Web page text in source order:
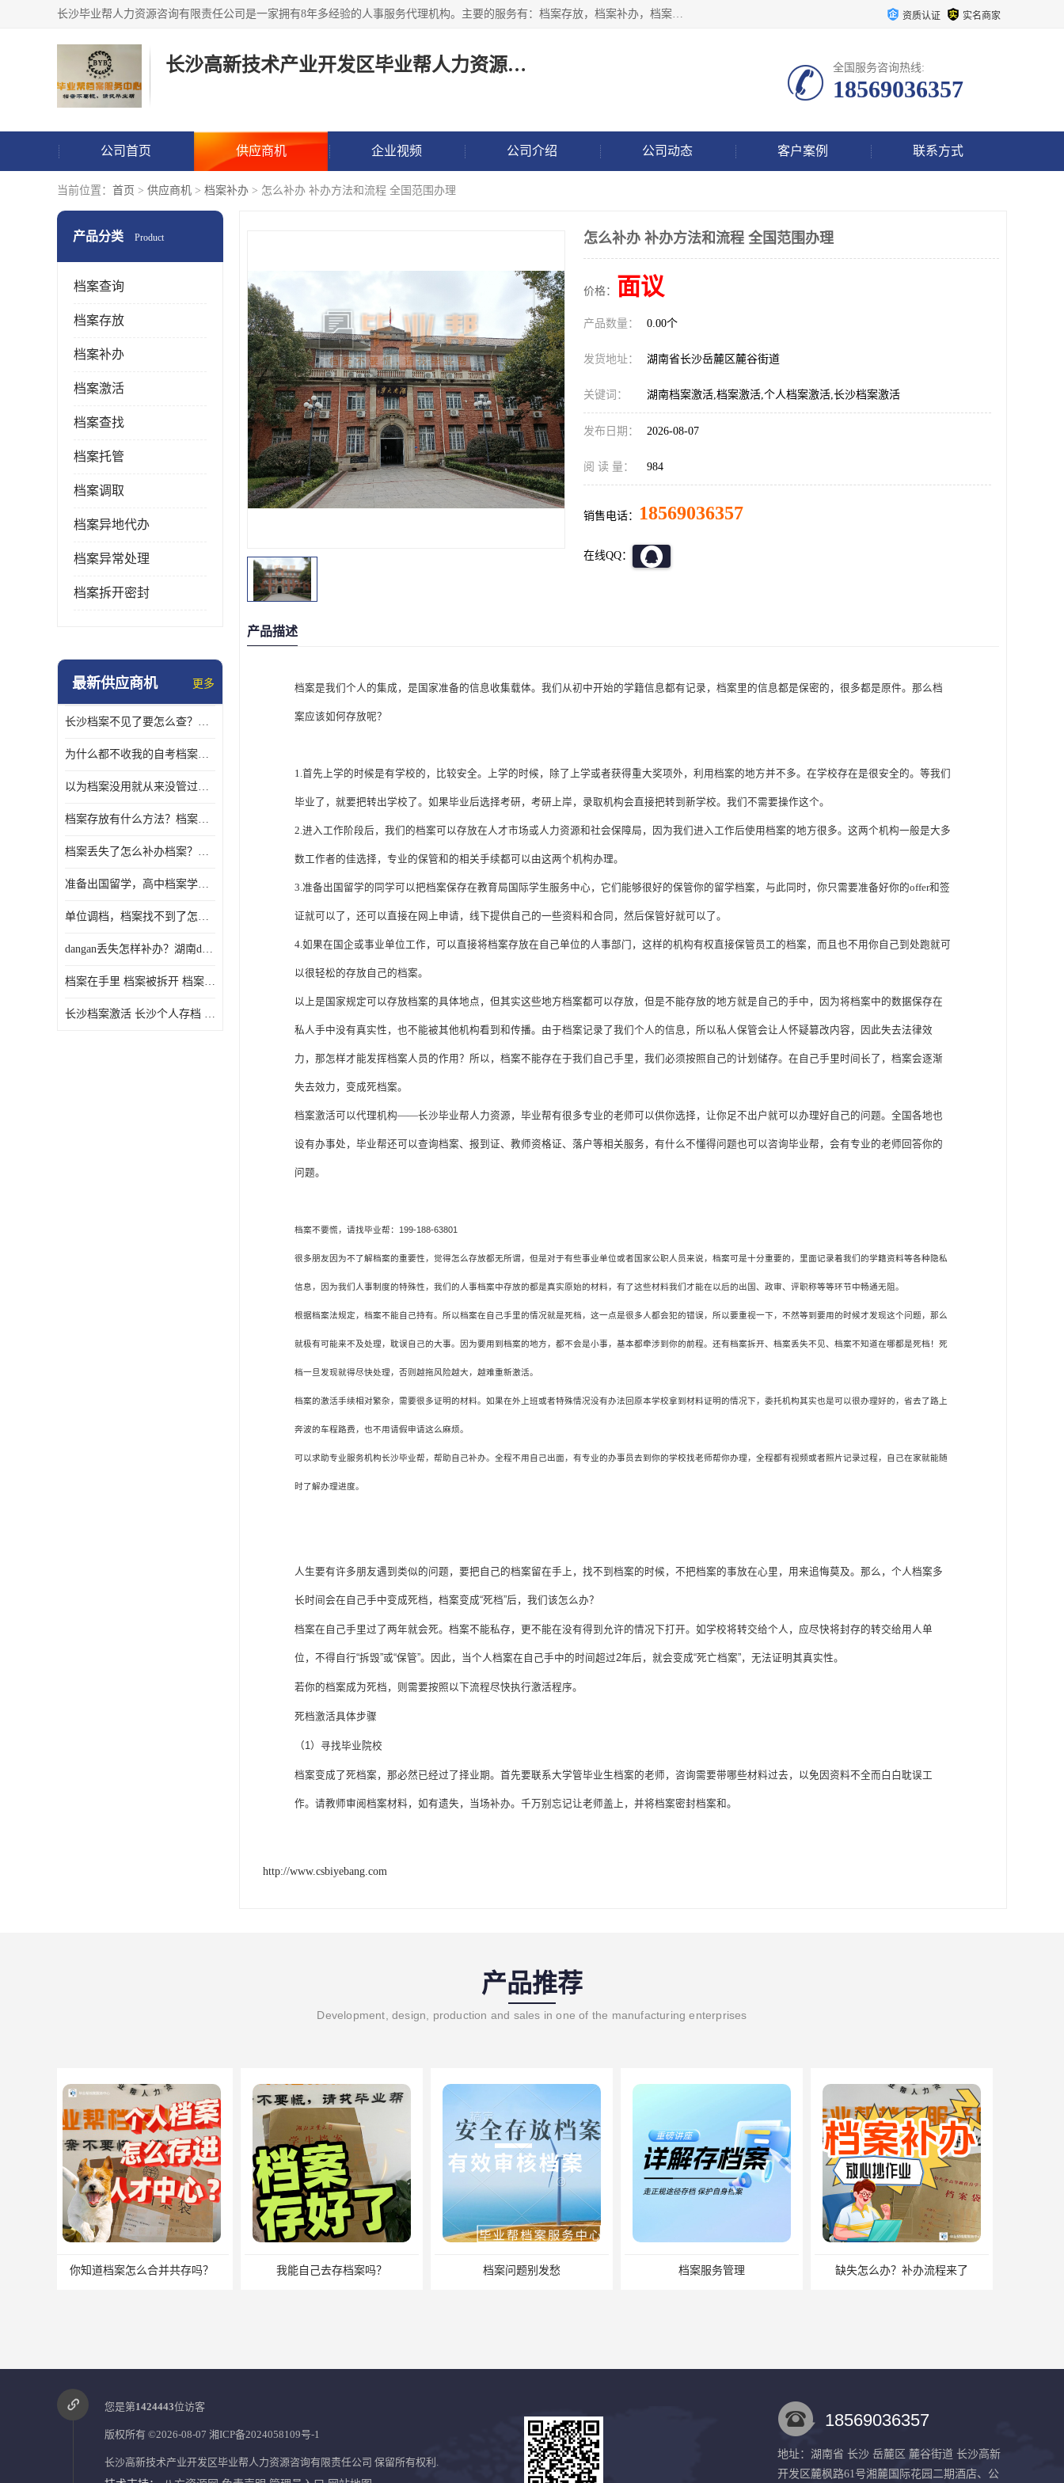
长沙毕业帮人力资源咨询有限责任公司是一家拥有8年多经验的人事服务代理机构。主要的服务有：档案存放，档案补办，档案激活，档案查询，档案查找，档案托管，档案调取，档案异地代办，档案异常处理 等；提供毕业档案处理、人事档案服务、商务代理代办、个人档案等服务，同时办事过程全程与客户沟通，确保真实、安全、可靠！ 资质认证 实名商家
长沙高新技术产业开发区毕业帮人力资源咨询有限责任公司 全国服务咨询热线:
18569036357
公司首页 供应商机 企业视频 公司介绍 公司动态 客户案例 联系方式
当前位置： 首页 > 供应商机 > 档案补办 > 怎么补办 补办方法和流程 全国范围办理
产品分类 Product
档案查询
档案存放
档案补办
档案激活
档案查找
档案托管
档案调取
档案异地代办
档案异常处理
档案拆开密封
最新供应商机 更多
长沙档案不见了要怎么查？档案查询 档案补办
为什么都不收我的自考档案？自考档案怎么存档？
以为档案没用就从来没管过，现在要用档案该怎么办？
档案存放有什么方法？档案在手里为什么不能用
档案丢失了怎么补办档案？湖南档案补办 档案补办方法
准备出国留学，高中档案学校发给我了怎么办？
单位调档，档案找不到了怎么办？
dangan丢失怎样补办？湖南dangan丢失补办流程介绍！
档案在手里 档案被拆开 档案补办 档案问题一站式服务
长沙档案激活 长沙个人存档 长沙档案存档
怎么补办 补办方法和流程 全国范围办理
价格： 面议
产品数量： 0.00个
发货地址： 湖南省长沙岳麓区麓谷街道
关键词： 湖南档案激活,档案激活,个人档案激活,长沙档案激活
发布日期： 2026-08-07
阅 读 量： 984
销售电话： 18569036357
在线QQ：
产品描述
档案是我们个人的集成，是国家准备的信息收集载体。我们从初中开始的学籍信息都有记录，档案里的信息都是保密的，很多都是原件。那么档
案应该如何存放呢？
1.首先上学的时候是有学校的，比较安全。上学的时候，除了上学或者获得重大奖项外，利用档案的地方并不多。在学校存在是很安全的。等我们
毕业了，就要把转出学校了。如果毕业后选择考研，考研上岸，录取机构会直接把转到新学校。我们不需要操作这个。
2.进入工作阶段后，我们的档案可以存放在人才市场或人力资源和社会保障局，因为我们进入工作后使用档案的地方很多。这两个机构一般是大多
数工作者的佳选择，专业的保管和的相关手续都可以由这两个机构办理。
3.准备出国留学的同学可以把档案保存在教育局国际学生服务中心，它们能够很好的保管你的留学档案，与此同时，你只需要准备好你的offer和签
证就可以了，还可以直接在网上申请，线下提供自己的一些资料和合同，然后保管好就可以了。
4.如果在国企或事业单位工作，可以直接将档案存放在自己单位的人事部门，这样的机构有权直接保管员工的档案，而且也不用你自己到处跑就可
以很轻松的存放自己的档案。
以上是国家规定可以存放档案的具体地点，但其实这些地方档案都可以存放，但是不能存放的地方就是自己的手中，因为将档案中的数据保存在
私人手中没有真实性，也不能被其他机构看到和传播。由于档案记录了我们个人的信息，所以私人保管会让人怀疑篡改内容，因此失去法律效
力，那怎样才能发挥档案人员的作用？所以，档案不能存在于我们自己手里，我们必须按照自己的计划储存。在自己手里时间长了，档案会逐渐
失去效力，变成死档案。
档案激活可以代理机构——长沙毕业帮人力资源，毕业帮有很多专业的老师可以供你选择，让你足不出户就可以办理好自己的问题。全国各地也
设有办事处， 毕业帮还可以查询档案、报到证、教师资格证、落户等相关服务，有什么不懂得问题也可以咨询毕业帮，会有专业的老师回答你的
问题。
档案不要慌，请找毕业帮： 199-188-63801
很多朋友因为不了解档案的重要性，觉得怎么存放都无所谓，但是对于有些事业单位或者国家公职人员来说，档案可是十分重要的，里面记录着我们的学籍资料等各种隐私
信息，因为我们人事制度的特殊性，我们的人事档案中存放的都是真实原始的材料，有了这些材料我们才能在以后的出国、政审、评职称等等环节中畅通无阻。
根据档案法规定，档案不能自己持有。所以档案在自己手里的情况就是死档，这一点是很多人都会犯的错误，所以要重视一下，不然等到要用的时候才发现这个问题，那么
就极有可能来不及处理，耽误自己的大事。因为要用到档案的地方，都不会是小事，基本都牵涉到你的前程。还有档案拆开、档案丢失不见、档案不知道在哪都是死档！死
档一旦发现就得尽快处理，否则越拖风险越大，越难重新激活。
档案的激活手续相对繁杂，需要很多证明的材料。如果在外上班或者特殊情况没有办法回原本学校拿到材料证明的情况下，委托机构其实也是可以很办理好的，省去了路上
奔波的车程路费，也不用请假申请这么麻烦。
可以求助专业服务机构长沙毕业帮，帮助自己补办。全程不用自己出面，有专业的办事员去到你的学校找老师帮你办理，全程都有视频或者照片记录过程，自己在家就能随
时了解办理进度。
人生要有许多朋友遇到类似的问题，要把自己的档案留在手上，找不到档案的时候，不把档案的事放在心里，用来追悔莫及。那么，个人档案多
长时间会在自己手中变成死档，档案变成“死档”后，我们该怎么办？
档案在自己手里过了两年就会死。档案不能私存，更不能在没有得到允许的情况下打开。如学校将转交给个人，应尽快将封存的转交给用人单
位，不得自行“拆毁”或“保管”。因此，当个人档案在自己手中的时间超过2年后，就会变成“死亡档案”，无法证明其真实性。
若你的档案成为死档，则需要按照以下流程尽快执行激活程序。
死档激活具体步骤
（1）寻找毕业院校
档案变成了死档案，那必然已经过了择业期。首先要联系大学管毕业生档案的老师，咨询需要带哪些材料过去，以免因资料不全而白白耽误工
作。请教师审阅档案材料，如有遗失，当场补办。千万别忘记让老师盖上，并将档案密封档案和。
http://www.csbiyebang.com
产品推荐
Development, design, production and sales in one of the manufacturing enterprises
我能自己去存档案吗？ 档案问题别发愁 档案服务管理 缺失怎么办？补办流程来了
您是第1424443位访客
版权所有 ©2026-08-07 湘ICP备2024058109号-1
长沙高新技术产业开发区毕业帮人力资源咨询有限责任公司 保留所有权利.
18569036357
地址：湖南省 长沙 岳麓区 麓谷街道 长沙高新
开发区麓枫路61号湘麓国际花园二期酒店、公